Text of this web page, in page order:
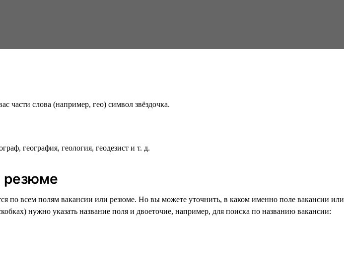
части слова (например, гео) символ звёздочка.
география, геология, геодезист и т. д.
резюме
по всем полям вакансии или резюме. Но вы можете уточнить, в каком именно поле вакансии или
нужно указать название поля и двоеточие, например, для поиска по названию вакансии: